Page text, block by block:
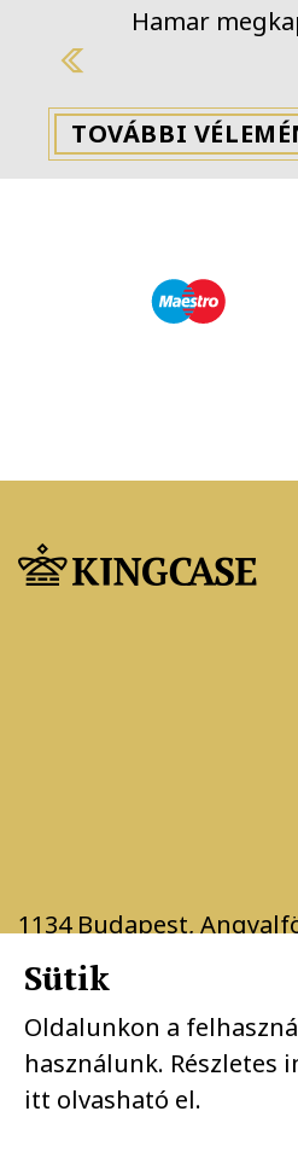
TOVÁBBI
1134 Budapest,
info@kingcase.hu
Sütik
Oldalunkon a
használunk. Részletes
itt olvasható el.